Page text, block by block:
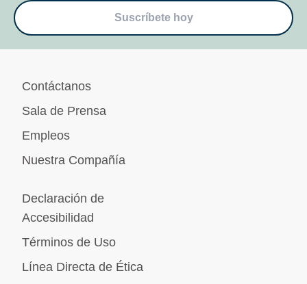
Suscríbete hoy
Contáctanos
Sala de Prensa
Empleos
Nuestra Compañía
Declaración de
Accesibilidad
Términos de Uso
Línea Directa de Ética